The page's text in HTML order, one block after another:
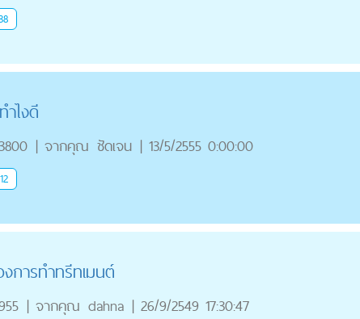
ไงดี
| จากคุณ ชัดเจน | 13/5/2555 0:00:00
การทำทรีทเมนต์
| จากคุณ dahna | 26/9/2549 17:30:47